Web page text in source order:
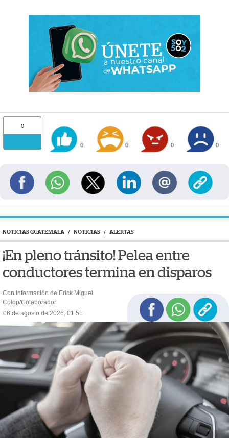
0
0 0 0 0
NOTICIAS GUATEMALA / NOTICIAS / ALERTAS
¡En pleno tránsito! Pelea entre
conductores termina en disparos
Con información de Erick Miguel
Colop/Colaborador
06 de agosto de 2026, 01:51